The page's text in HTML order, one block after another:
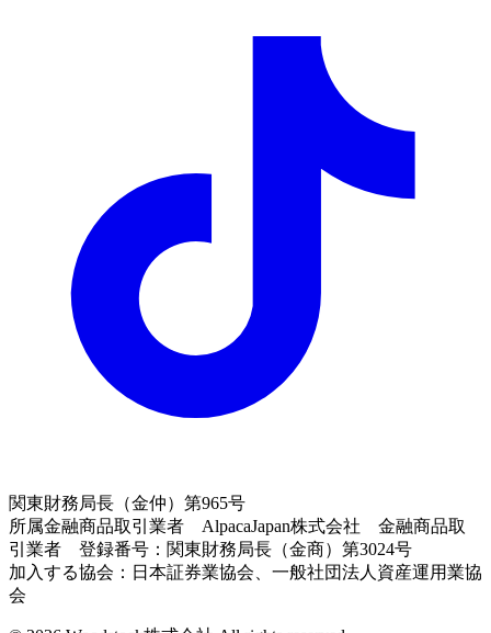
関東財務局長（金仲）第965号
所属金融商品取引業者 AlpacaJapan株式会社 金融商品取
引業者 登録番号：関東財務局長（金商）第3024号
加入する協会：日本証券業協会、一般社団法人資産運用業協
会